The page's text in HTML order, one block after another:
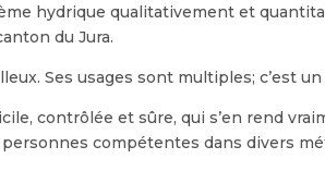
hydrique qualitativement et
du Jura.
Ses usages sont multiples; c’est
contrôlée et sûre, qui s’en rend
compétentes dans divers